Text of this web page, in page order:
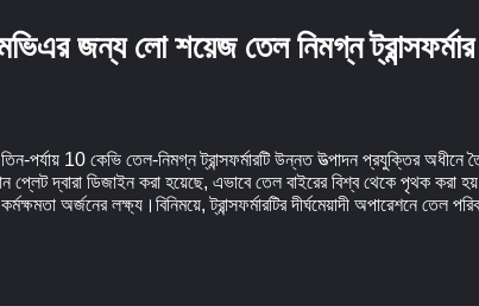
জন্য লো শয়েজ তেল নিমগ্ন ট্রান্সফর্মার
10 কেভি তেল-নিমগ্ন ট্রান্সফর্মারটি উন্নত উত্পাদন প্রযুক্তির অধীনে
দ্বারা ডিজাইন করা হয়েছে, এভাবে তেল বাইরের বিশ্ব থেকে পৃথক করা
অর্জনের লক্ষ্য।বিনিময়ে, ট্রান্সফর্মারটির দীর্ঘমেয়াদী অপারেশনে তেল